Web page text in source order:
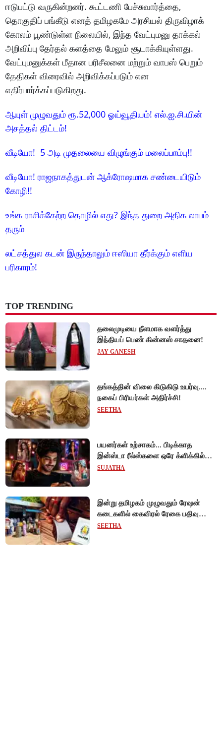
ஈடுபட்டு வருகின்றனர். கூட்டணி பேச்சுவார்த்தை,
தொகுதிப் பங்கீடு எனத் தமிழகமே அரசியல் திருவிழாக்
கோலம் பூண்டுள்ள நிலையில், இந்த வேட்புமனு தாக்கல்
அறிவிப்பு தேர்தல் களத்தை மேலும் சூடாக்கியுள்ளது.
வேட்புமனுக்கள் மீதான பரிசீலனை மற்றும் வாபஸ் பெறும்
தேதிகள் விரைவில் அறிவிக்கப்படும் என
எதிர்பார்க்கப்படுகிறது.
ஆயுள் முழுவதும் ரூ.52,000 ஓய்வூதியம்! எல்.ஐ.சி.யின்
அசத்தல் திட்டம்!
வீடியோ! 5 அடி முதலையை விழுங்கும் மலைப்பாம்பு!!
வீடியோ! ராஜநாகத்துடன் ஆக்ரோஷமாக சண்டையிடும்
கோழி!!
உங்க ராசிக்கேற்ற தொழில் எது? இந்த துறை அதிக லாபம்
தரும்
லட்சத்துல கடன் இருந்தாலும் ஈஸியா தீர்க்கும் எளிய
பரிகாரம்!
TOP TRENDING
தலைமுடியை நீளமாக வளர்த்து
இந்தியப் பெண் கின்னஸ் சாதனை!
JAY GANESH
தங்கத்தின் விலை கிடுகிடு உயர்வு....
நகைப் பிரியர்கள் அதிர்ச்சி!
SEETHA
பயனர்கள் உற்சாகம்... பிடிக்காத
இன்ஸ்டா ரீல்ஸ்களை ஒரே க்ளிக்கில்
மாற்றியமைக்கலாம்!
SUJATHA
இன்று தமிழகம் முழுவதும் ரேஷன்
கடைகளில் கைவிரல் ரேகை பதிவு
சிறப்பு முகாம்!
SEETHA